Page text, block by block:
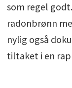
som regel
radonbrønn
nylig også
tiltaket i en